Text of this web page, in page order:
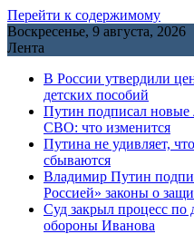
Перейти к содержимому
Воскресенье, 9 августа, 2026
Лента
В России утвердили
детских пособий
Путин подписал новые
СВО: что изменится
Путина не удивляет,
сбываются
Владимир Путин
Россией» законы о
Cуд закрыл процесс
обороны Иванова